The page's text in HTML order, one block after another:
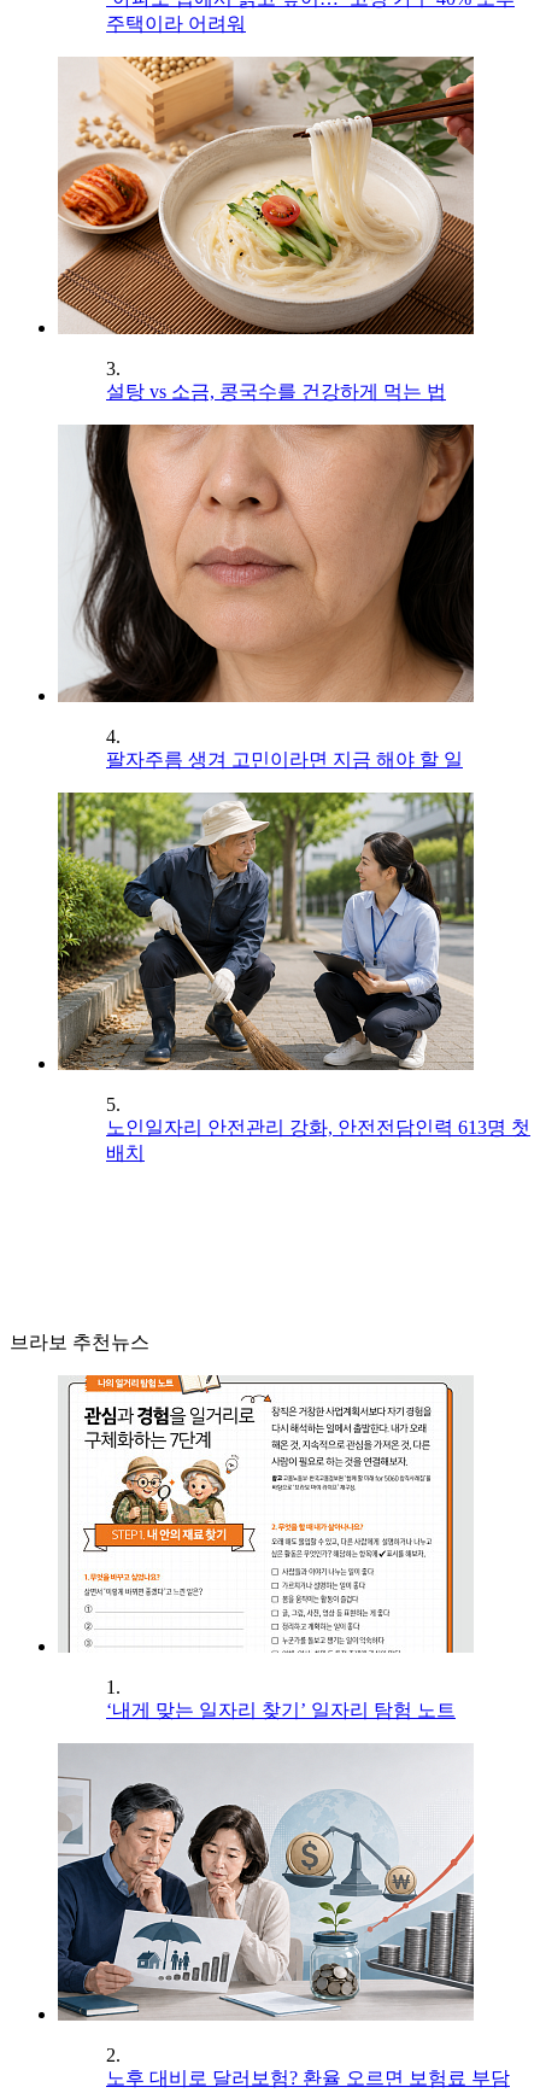
주택이라 어려워
3.
설탕 vs 소금, 콩국수를 건강하게 먹는 법
4.
팔자주름 생겨 고민이라면 지금 해야 할 일
5.
노인일자리 안전관리 강화, 안전전담인력 613명 첫
배치
브라보 추천뉴스
1.
‘내게 맞는 일자리 찾기’ 일자리 탐험 노트
2.
노후 대비로 달러보험? 환율 오르면 보험료 부담